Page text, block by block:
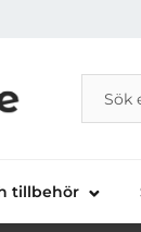
Telecom
Sök
Sök
tillbehör